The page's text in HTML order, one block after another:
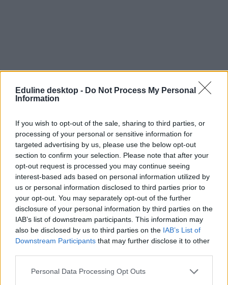
Eduline desktop - Do Not Process My Personal
Information
If you wish to opt-out of the sale, sharing to third parties, or
processing of your personal or sensitive information for
targeted advertising by us, please use the below opt-out
section to confirm your selection. Please note that after your
opt-out request is processed you may continue seeing
interest-based ads based on personal information utilized by
us or personal information disclosed to third parties prior to
your opt-out. You may separately opt-out of the further
disclosure of your personal information by third parties on the
IAB’s list of downstream participants. This information may
also be disclosed by us to third parties on the IAB’s List of
Downstream Participants that may further disclose it to other
Personal Data Processing Opt Outs
felvételi ponthatárok
belföld
felvételi 2019
ponthatárok 2019
előző évek ponthatárai